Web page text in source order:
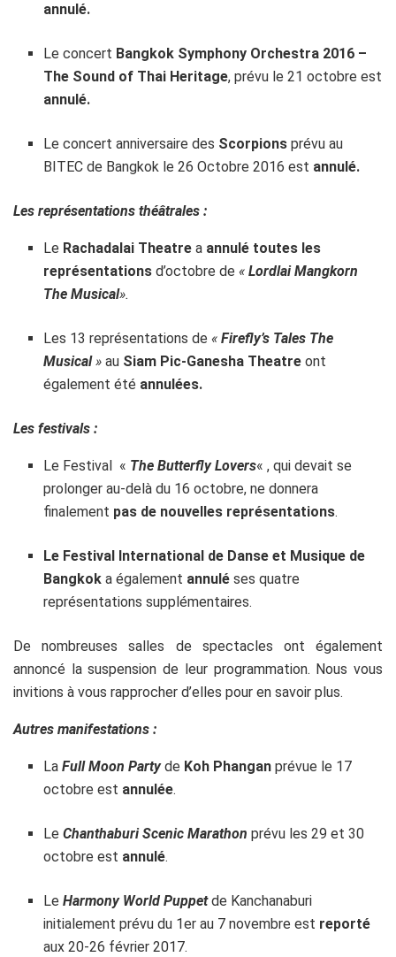
annulé.
Le concert Bangkok Symphony Orchestra 2016 –
The Sound of Thai Heritage, prévu le 21 octobre est
annulé.
Le concert anniversaire des Scorpions prévu au
BITEC de Bangkok le 26 Octobre 2016 est annulé.
Les représentations théâtrales :
Le Rachadalai Theatre a annulé toutes les
représentations d’octobre de «Lordlai Mangkorn
The Musical».
Les 13 représentations de« Firefly’s Tales The
Musical» au Siam Pic-Ganesha Theatre ont
également été annulées.
Les festivals :
Le Festival « The Butterfly Lovers« , qui devait se
prolonger au-delà du 16 octobre, ne donnera
finalement pas de nouvelles représentations.
Le Festival International de Danse et Musique de
Bangkok a également annulé ses quatre
représentations supplémentaires.
De nombreuses salles de spectacles ont également
annoncé la suspension de leur programmation. Nous vous
invitions à vous rapprocher d’elles pour en savoir plus.
Autres manifestations :
LaFull Moon Partyde Koh Phangan prévue le 17
octobre est annulée.
Le Chanthaburi Scenic Marathon prévu les 29 et 30
octobre est annulé.
Le Harmony World Puppet de Kanchanaburi
initialement prévu du 1er au 7 novembre est reporté
aux 20-26 février 2017.